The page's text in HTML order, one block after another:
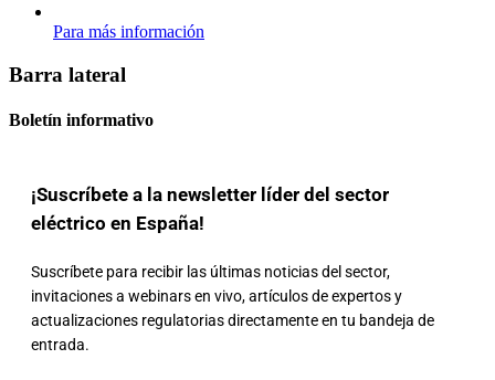
Para más información
Barra lateral
Boletín informativo
¡Suscríbete a la newsletter líder del sector
eléctrico en España!
Suscríbete para recibir las últimas noticias del sector,
invitaciones a webinars en vivo, artículos de expertos y
actualizaciones regulatorias directamente en tu bandeja de
entrada.